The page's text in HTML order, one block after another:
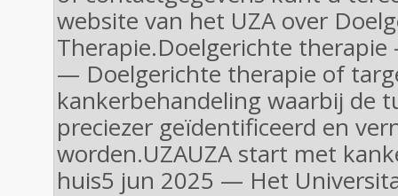
website van het UZA over
Therapie.Doelgerichte therapie
— Doelgerichte therapie of
kankerbehandeling waarbij de
preciezer geïdentificeerd en
worden.UZAUZA start met
huis5 jun 2025 — Het